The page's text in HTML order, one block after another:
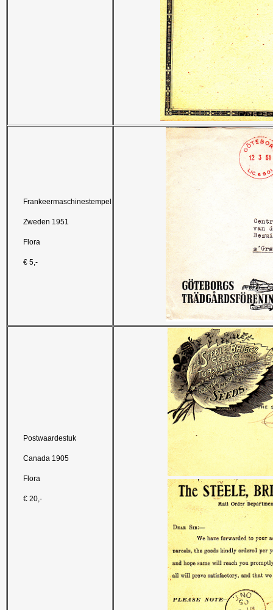
Frankeermaschinestempel
Zweden 1951
Flora
€ 5,-
Postwaardestuk
Canada 1905
Flora
€ 20,-